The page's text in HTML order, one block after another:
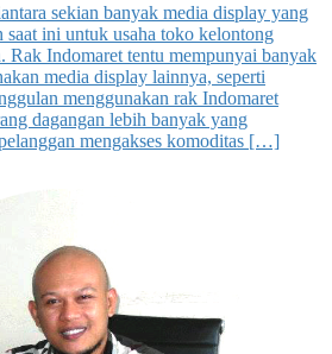
sekian banyak media display yang
saat ini untuk usaha toko kelontong
Rak Indomaret tentu mempunyai banyak
media display lainnya, seperti
menggunakan rak Indomaret
dagangan lebih banyak yang
mengakses komoditas […]